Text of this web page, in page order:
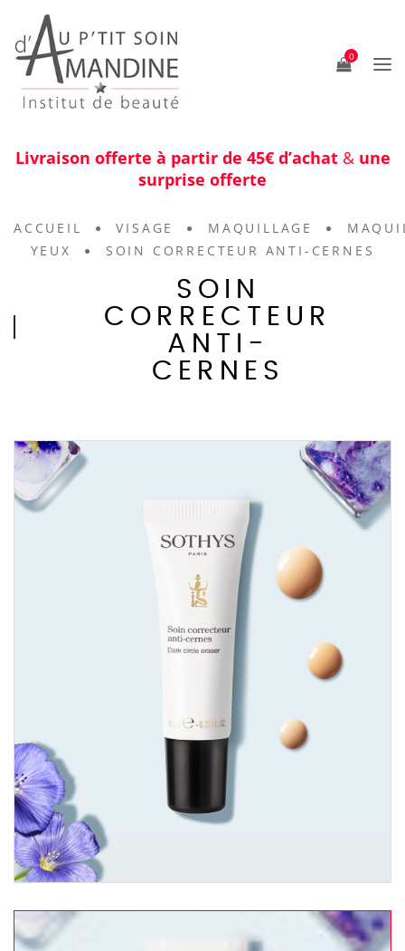
0
Livraison offerte à partir de 45€ d’achat & une
surprise offerte
ACCUEIL VISAGE MAQUILLAGE
YEUX
SOIN CORRECTEUR ANTI-CERNES
SOIN
CORRECTEUR
ANTI-
CERNES